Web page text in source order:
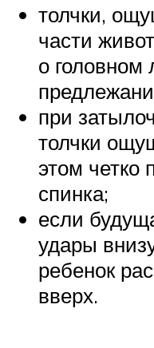
толчки,
части
о головном
при
толчки
этом четко
спинка;
если
удары
ребенок
вверх.